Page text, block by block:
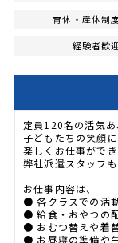
育休・産休制
経験者歓
定員120名の活気
子どもたちの笑顔
楽しくお仕事がで
弊社派遣スタッフ
お仕事内容は、
● 各クラスでの活
● 給食・おやつの
● おむつ替えや着
● お昼寝の準備や